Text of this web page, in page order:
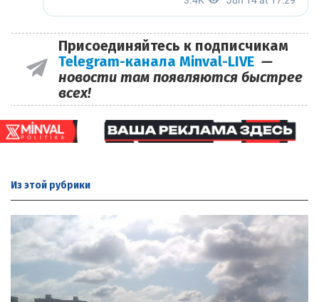
Присоединяйтесь к подписчикам
Telegram-канала Minval-LIVE —
новости там появляются быстрее
всех!
Из этой рубрики